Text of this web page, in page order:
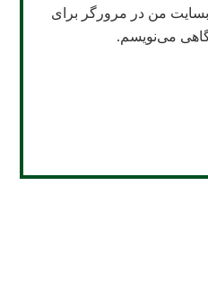
من در مرورگر برای
می‌نویسم.